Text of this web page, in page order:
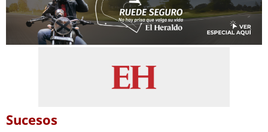
Sucesos